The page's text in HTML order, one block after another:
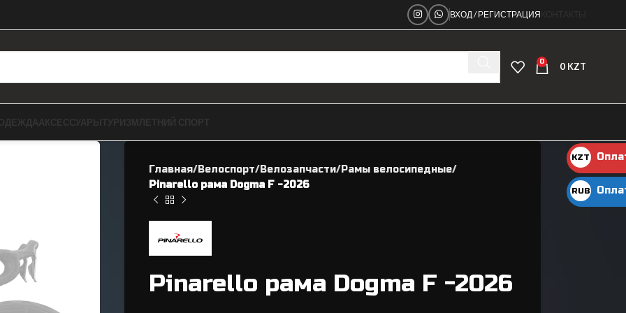
ВХОД / РЕГИСТРАЦИЯ
0 0 KZT
ЗАПЧАСТИ ДЛЯ BMX
Касеты / Трещетки
Ниппеля
Главная Велоспорт Велозапчасти Рамы велосипедные
Pinarello рама Dogma F -2026
Pinarello рама Dogma F -2026
KZT
KZT
RUB
руб.